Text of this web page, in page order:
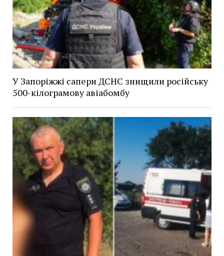
У Запоріжжі сапери ДСНС знищили російську
500-кілограмову авіабомбу